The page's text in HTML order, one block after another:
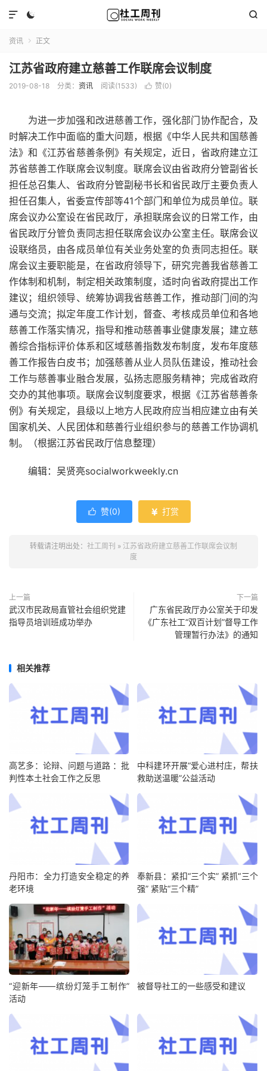
 

资讯  正文
江苏省政府建立慈善工作联席会议制度
2019-08-18 分类： 资讯 阅读(1533)  赞(0)
为进一步加强和改进慈善工作，强化部门协作配合，及
时解决工作中面临的重大问题，根据《中华人民共和国慈善
法》和《江苏省慈善条例》有关规定，近日，省政府建立江
苏省慈善工作联席会议制度。联席会议由省政府分管副省长
担任总召集人、省政府分管副秘书长和省民政厅主要负责人
担任召集人，省委宣传部等41个部门和单位为成员单位。联
席会议办公室设在省民政厅，承担联席会议的日常工作，由
省民政厅分管负责同志担任联席会议办公室主任。联席会议
设联络员，由各成员单位有关业务处室的负责同志担任。联
席会议主要职能是，在省政府领导下，研究完善我省慈善工
作体制和机制，制定相关政策制度，适时向省政府提出工作
建议；组织领导、统筹协调我省慈善工作，推动部门间的沟
通与交流；拟定年度工作计划，督查、考核成员单位和各地
慈善工作落实情况，指导和推动慈善事业健康发展；建立慈
善综合指标评价体系和区域慈善指数发布制度，发布年度慈
善工作报告白皮书；加强慈善从业人员队伍建设，推动社会
工作与慈善事业融合发展，弘扬志愿服务精神；完成省政府
交办的其他事项。联席会议制度要求，根据《江苏省慈善条
例》有关规定，县级以上地方人民政府应当相应建立由有关
国家机关、人民团体和慈善行业组织参与的慈善工作协调机
制。（根据江苏省民政厅信息整理）
编辑：吴贤亮socialworkweekly.cn
 赞(0)  打赏
转载请注明出处： 社工周刊 » 江苏省政府建立慈善工作联席会议制
度
上一篇
武汉市民政局直管社会组织党建
指导员培训班成功举办
下一篇
广东省民政厅办公室关于印发
《广东社工“双百计划”督导工作
管理暂行办法》的通知
相关推荐
高艺多：论辩、问题与道路 ：批
判性本土社会工作之反思
中科建环开展“爱心进村庄，帮扶
救助送温暖”公益活动
丹阳市：全力打造安全稳定的养
老环境
奉新县：紧扣“三个实” 紧抓“三个
强” 紧贴“三个精”
“迎新年——缤纷灯笼手工制作”
活动
被督导社工的一些感受和建议